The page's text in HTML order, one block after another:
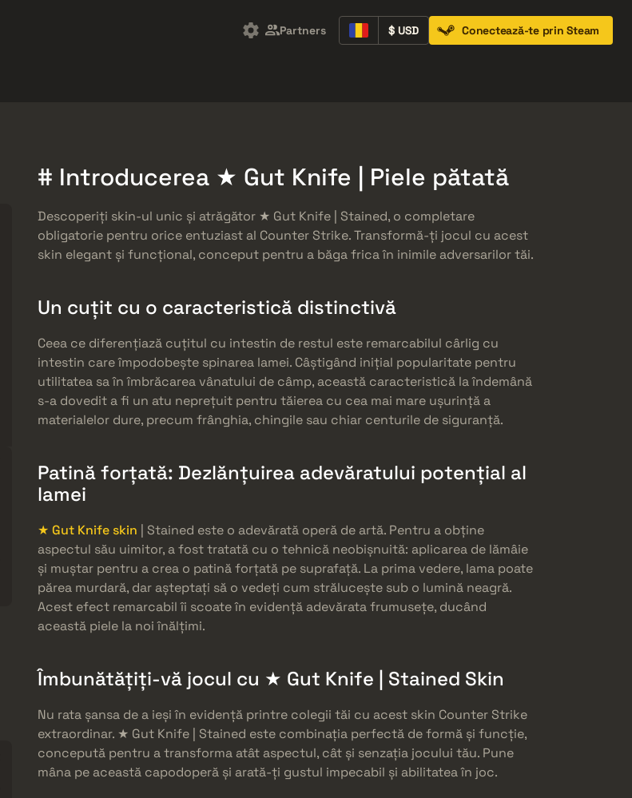
Partners $ USD Conectează-te prin Steam
# Introducerea ★ Gut Knife | Piele pătată
Descoperiți skin-ul unic și atrăgător ★ Gut Knife | Stained, o completare
obligatorie pentru orice entuziast al Counter Strike. Transformă-ți jocul cu acest
skin elegant și funcțional, conceput pentru a băga frica în inimile adversarilor tăi.
Un cuțit cu o caracteristică distinctivă
Ceea ce diferențiază cuțitul cu intestin de restul este remarcabilul cârlig cu
intestin care împodobește spinarea lamei. Câștigând inițial popularitate pentru
utilitatea sa în îmbrăcarea vânatului de câmp, această caracteristică la îndemână
s-a dovedit a fi un atu neprețuit pentru tăierea cu cea mai mare ușurință a
materialelor dure, precum frânghia, chingile sau chiar centurile de siguranță.
Patină forțată: Dezlănțuirea adevăratului potențial al
lamei
★ Gut Knife skin | Stained este o adevărată operă de artă. Pentru a obține
aspectul său uimitor, a fost tratată cu o tehnică neobișnuită: aplicarea de lămâie
și muștar pentru a crea o patină forțată pe suprafață. La prima vedere, lama poate
părea murdară, dar așteptați să o vedeți cum strălucește sub o lumină neagră.
Acest efect remarcabil îi scoate în evidență adevărata frumusețe, ducând
această piele la noi înălțimi.
Îmbunătățiți-vă jocul cu ★ Gut Knife | Stained Skin
Nu rata șansa de a ieși în evidență printre colegii tăi cu acest skin Counter Strike
extraordinar. ★ Gut Knife | Stained este combinația perfectă de formă și funcție,
concepută pentru a transforma atât aspectul, cât și senzația jocului tău. Pune
mâna pe această capodoperă și arată-ți gustul impecabil și abilitatea în joc.